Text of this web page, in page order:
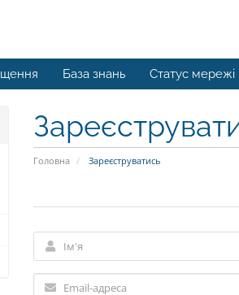
База знань Статус мережі
Головна Зареєструватись